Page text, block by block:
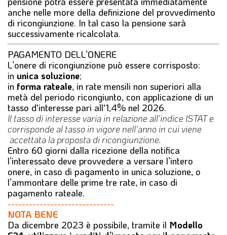
anche nelle more della definizione del provvedimento
di ricongiunzione. In tal caso la pensione sarà
successivamente ricalcolata.
PAGAMENTO DELL’ONERE
L’onere di ricongiunzione può essere corrisposto:
in unica soluzione;
in forma rateale, in rate mensili non superiori alla
metà del periodo ricongiunto, con applicazione di un
tasso d'interesse pari all'1,4% nel 2026.
Il tasso di interesse varia in relazione all'indice ISTAT e
corrisponde al tasso in vigore nell'anno in cui viene
accettata la proposta di ricongiunzione.
Entro 60 giorni dalla ricezione della notifica
l’interessato deve provvedere a versare l’intero
onere, in caso di pagamento in unica soluzione, o
l’ammontare delle prime tre rate, in caso di
pagamento rateale.
------------------------------
NOTA BENE
Da dicembre 2023 è possibile, tramite il Modello